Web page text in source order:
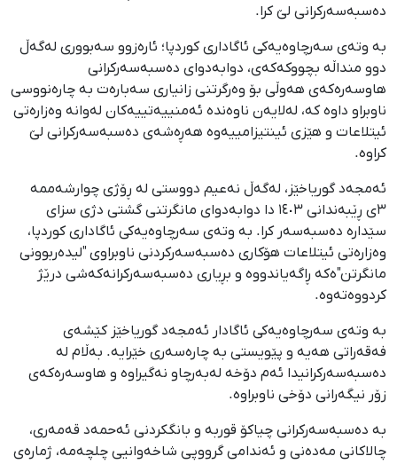
دەسبەسەرکرانی لێ کرا.
بە وتەی سەرچاوەیەکی ئاگاداری کوردپا؛ ئارەزوو سەبووری لەگەڵ
دوو منداڵە بچووکەکەی، دوابەدوای دەسبەسەرکرانی
هاوسەرەکەی هەوڵی بۆ وەرگرتنی زانیاری سەبارەت بە چارەنووسی
ناوبراو داوە کە، لەلایەن ناوەندە ئەمنییەتییەکان لەوانە وەزارەتی
ئیتلاعات و هێزی ئینتیزامییەوە هەڕەشەی دەسبەسەرکرانی لێ
کراوە.
ئەمجەد گوریاخێز، لەگەڵ نەعیم دووستی لە ڕۆژی چوارشەممە
٣ی ڕێبەندانی ١٤٠٣ دا دوابەدوای مانگرتنی گشتی دژی سزای
سێدارە دەسبەسەر کرا. بە وتەی سەرچاوەیەکی ئاگاداری کوردپا،
وەزارەتی ئیتلاعات هۆکاری دەسبەسەرکردنی ناوبراوی "لیدەربوونی
مانگرتن"ەکە ڕاگەیاندووە و بڕیاری دەسبەسەرکرانەکەشی درێژ
کردووەتەوە.
بە وتەی سەرچاوەیەکی ئاگادار ئەمجەد گوریاخێز کێشەی
فەقەراتی هەیە و پێویستی بە چارەسەری خێرایە. بەڵام لە
دەسبەسەرکرانیدا ئەم دۆخە لەبەرچاو نەگیراوە و هاوسەرەکەی
زۆر نیگەرانی دۆخی ناوبراوە.
بە دەسبەسەرکرانی چیاکۆ قوربە و بانگکردنی ئەحمەد قەمەری،
چالاکانی مەدەنی و ئەندامی گرووپی شاخەوانیی چلچەمە، ژمارەی